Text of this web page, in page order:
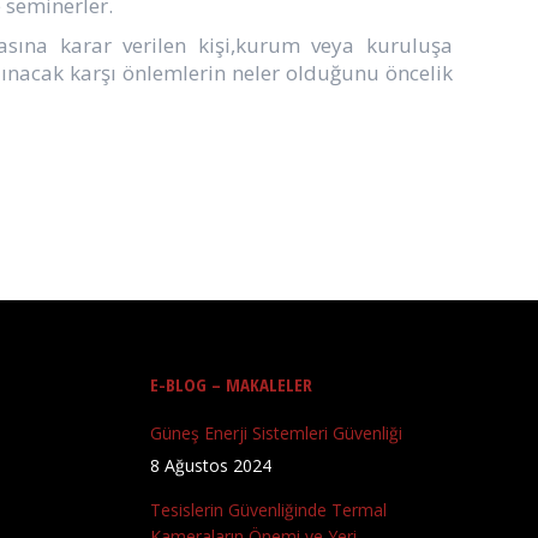
seminerler.
karar verilen kişi,kurum veya kuruluşa
karşı önlemlerin neler olduğunu öncelik
E-BLOG – MAKALELER
Güneş Enerji Sistemleri Güvenliği
8 Ağustos 2024
Tesislerin Güvenliğinde Termal